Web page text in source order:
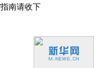
南请收下